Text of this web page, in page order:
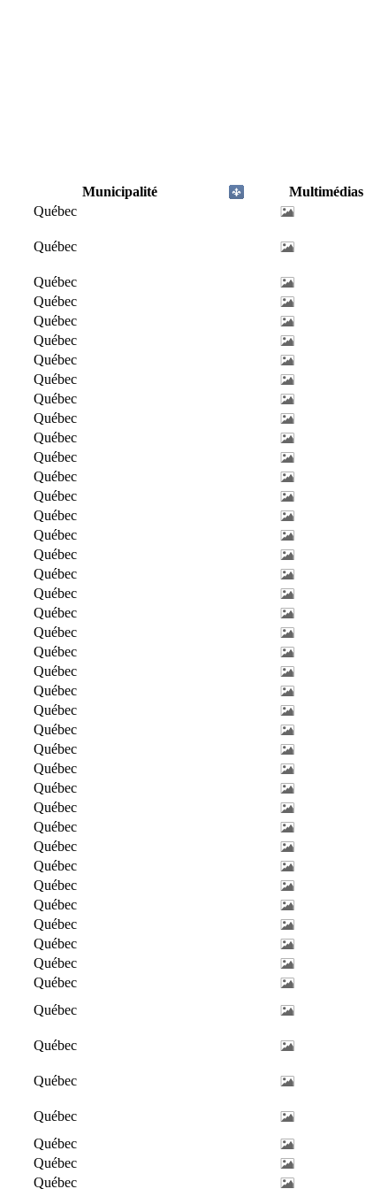
Municipalité
Multimédias
Québec
Québec
Québec
Québec
Québec
Québec
Québec
Québec
Québec
Québec
Québec
Québec
Québec
Québec
Québec
Québec
Québec
Québec
Québec
Québec
Québec
Québec
Québec
Québec
Québec
Québec
Québec
Québec
Québec
Québec
Québec
Québec
Québec
Québec
Québec
Québec
Québec
Québec
Québec
Québec
Québec
Québec
Québec
Québec
Québec
Québec